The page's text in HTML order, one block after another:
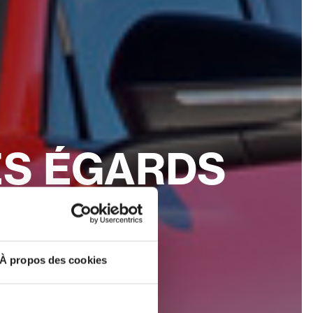
À propos des cookies
ÉGARDS
sur le
plus
; place
de
d’essayer